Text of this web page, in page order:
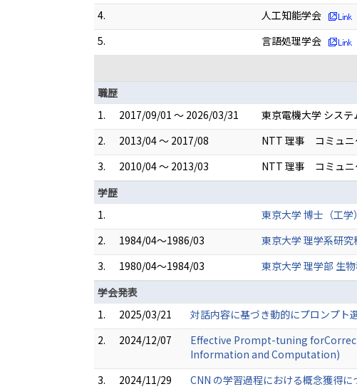
4.
人工知能学会
5.
言語処理学会
職歴
1.
2017/09/01 ～ 2026/03/31
東京電機大学 シス
2.
2013/04 ～ 2017/08
NTT 理事 コミュニ
3.
2010/04 ～ 2013/03
NTT 理事 コミュニ
学歴
1.
東京大学 博士（工学）
2.
1984/04～1986/03
東京大学 理学系研
3.
1980/04～1984/03
東京大学 理学部 生
学会発表
1.
2025/03/21
対話内容に基づき動的にプロンプト
2.
2024/12/07
Effective Prompt-tuning
Information and Computation)
3.
2024/11/29
CNN の学習過程における概念獲得